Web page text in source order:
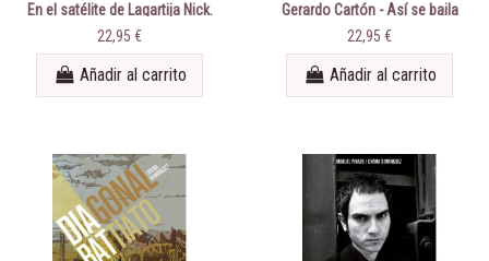
En el satélite de Lagartija Nick.
Conversaciones con Antonio
Arias
22,95 €
Añadir al carrito
Gerardo Cartón - Así se baila
el siglo XX (y parte del XXI)
22,95 €
Añadir al carrito